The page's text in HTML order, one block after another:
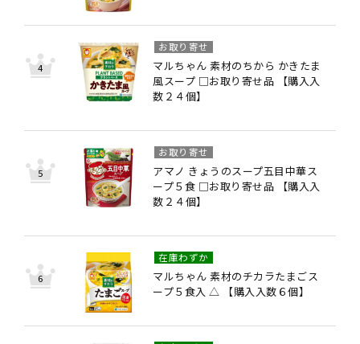
マルちゃん 素材のちから かきたま
風スープ □お取り寄せ品 【購入入
数２４個】
お取り寄せ
アマノ きょうのスープ五目中華ス
ープ５食 □お取り寄せ品 【購入入
数２４個】
お取り寄せ
マルちゃん 素材のチカラたまごス
ープ５食入 △ 【購入入数６個】
在庫わずか